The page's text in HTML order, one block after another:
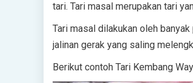
tari. Tari masal merupakan tari
Tari masal dilakukan oleh
jalinan gerak yang saling
Berikut contoh Tari Kembang